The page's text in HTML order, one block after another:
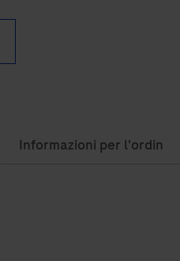
Informazioni per l'ordine